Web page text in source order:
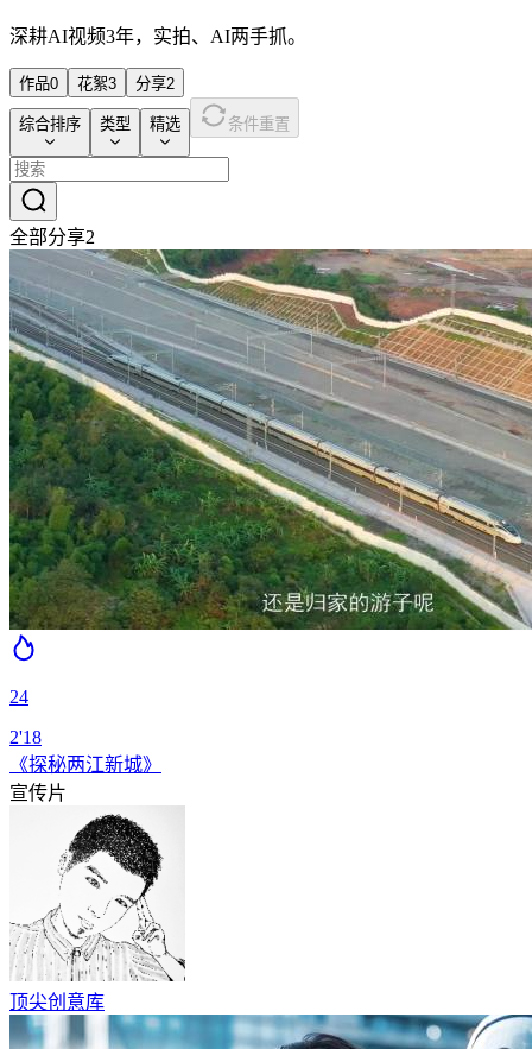
深耕AI视频3年，实拍、AI两手抓。
作品0 花絮3 分享2
综合排序 类型 精选 条件重置
全部分享2
24
2'18
《探秘两江新城》
宣传片
顶尖创意库